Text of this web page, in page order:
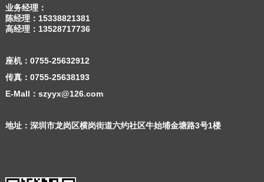
业务经理：
陈经理： 15338821381
高经理： 13528717736
座机： 0755-25632912
传真：0755-25638193
E-Mall：szyyx@126.com
地址：深圳市龙岗区横岗街道六约社区牛始埔金塘路3号1楼